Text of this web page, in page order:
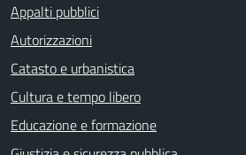
Appalti pubblici
Autorizzazioni
Catasto e urbanistica
Cultura e tempo libero
Educazione e formazione